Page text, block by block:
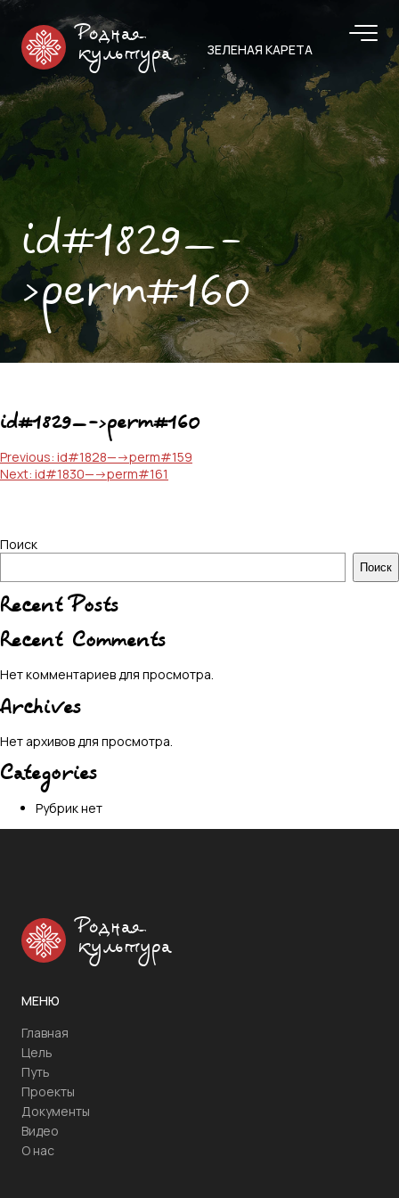
Родная
культура
ЗЕЛЕНАЯ КАРЕТА
id#1829—-
>perm#160
id#1829—->perm#160
Навигация
по
Previous: id#1828—->perm#159
Next: id#1830—->perm#161
Поиск
Поиск
Recent Posts
Recent Comments
Нет комментариев для просмотра.
Archives
Нет архивов для просмотра.
Categories
Рубрик нет
Родная
культура
МЕНЮ
Главная
Цель
Путь
Проекты
Документы
Видео
О нас